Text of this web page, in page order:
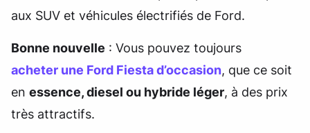
aux SUV et véhicules électrifiés de Ford.
Bonne nouvelle : Vous pouvez toujours
acheter une Ford Fiesta d’occasion, que ce soit
en essence, diesel ou hybride léger, à des prix
très attractifs.